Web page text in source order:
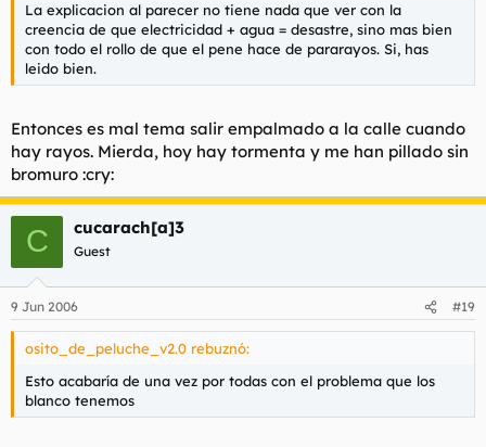
La explicacion al parecer no tiene nada que ver con la
creencia de que electricidad + agua = desastre, sino mas bien
con todo el rollo de que el pene hace de pararayos. Si, has
leido bien.
Entonces es mal tema salir empalmado a la calle cuando
hay rayos. Mierda, hoy hay tormenta y me han pillado sin
bromuro :cry:
C cucarach[a]3
Guest
9 Jun 2006 #19
osito_de_peluche_v2.0 rebuznó:
Esto acabaría de una vez por todas con el problema que los
blanco tenemos